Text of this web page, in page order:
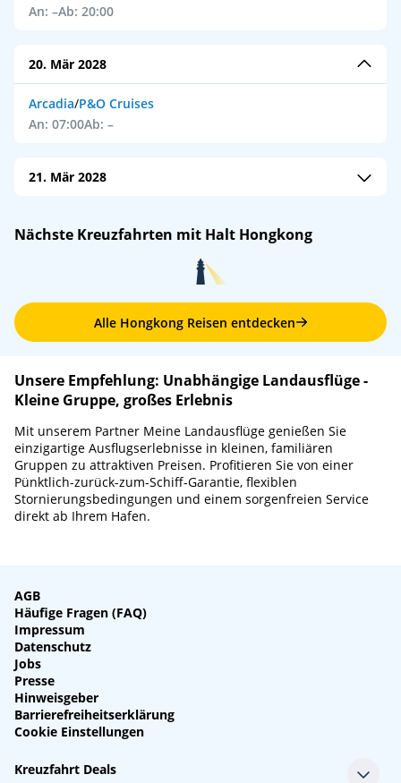
An: –Ab: 20:00
20. Mär 2028
Arcadia/P&O Cruises
An: 07:00Ab: –
21. Mär 2028
An: –Ab: 20:00
Nächste Kreuzfahrten mit Halt Hongkong
Alle Hongkong Reisen entdecken
Unsere Empfehlung: Unabhängige Landausflüge -
Kleine Gruppe, großes Erlebnis
Mit unserem Partner Meine Landausflüge genießen Sie
einzigartige Ausflugserlebnisse in kleinen, familiären
Gruppen zu attraktiven Preisen. Profitieren Sie von einer
Pünktlich-zurück-zum-Schiff-Garantie, flexiblen
Stornierungsbedingungen und einem sorgenfreien Service
direkt ab Ihrem Hafen.
AGB
Häufige Fragen (FAQ)
Impressum
Datenschutz
Jobs
Presse
Hinweisgeber
Barrierefreiheitserklärung
Cookie Einstellungen
Kreuzfahrt Deals